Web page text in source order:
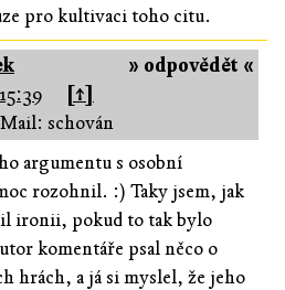
pro kultivaci toho citu.
» odpovědět «
[↑]
Mail: schován
argumentu s osobní
rozohnil. :) Taky jsem, jak
ironii, pokud to tak bylo
komentáře psal něco o
hrách, a já si myslel, že jeho